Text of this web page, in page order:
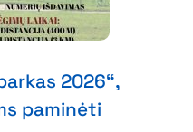
2026“,
paminėti